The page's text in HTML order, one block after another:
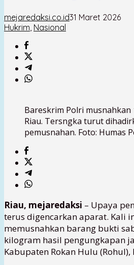
mejaredaksi.co.id31 Maret 2026
Hukrim Nasional
Bareskrim Polri musnahkan
Riau. Tersngka turut
pemusnahan. Foto: Humas
Riau, mejaredaksi – Upaya
terus digencarkan aparat. Kali
memusnahkan barang bukti
kilogram hasil pengungkapan
Kabupaten Rokan Hulu (Rohul),